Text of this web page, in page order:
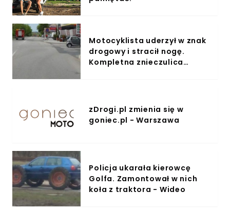
Motocyklista uderzył w znak
drogowy i stracił nogę.
Kompletna znieczulica
zDrogi.pl zmienia się w
goniec.pl - Warszawa
Policja ukarała kierowcę
Golfa. Zamontował w nich
koła z traktora - Wideo